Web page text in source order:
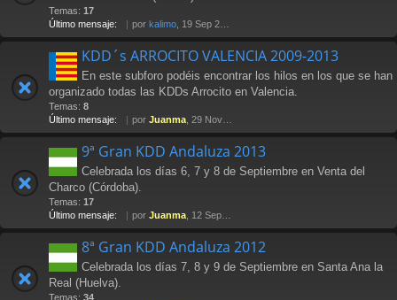
Temas: 17
Último mensaje:
por kalimo , 19 Sep 2014 20:50
KDD´s ARROCITO VALENCIA 2009-2013
En este subforo podéis encontrar los hilos en los que se han
organizado todas las KDDs Arrocito en Valencia.
Temas: 8
Último mensaje:
por Juanma , 29 Nov 2013 14:01
9ª Gran KDD Andaluza 2013
Celebrada los días 6, 7 y 8 de Septiembre en Venta del
Charco (Córdoba).
Temas: 17
Último mensaje:
por Juanma , 12 Sep 2013 22:52
8ª Gran KDD Andaluza 2012
Celebrada los días 7, 8 y 9 de Septiembre en Santa Ana la
Real (Huelva).
Temas: 34